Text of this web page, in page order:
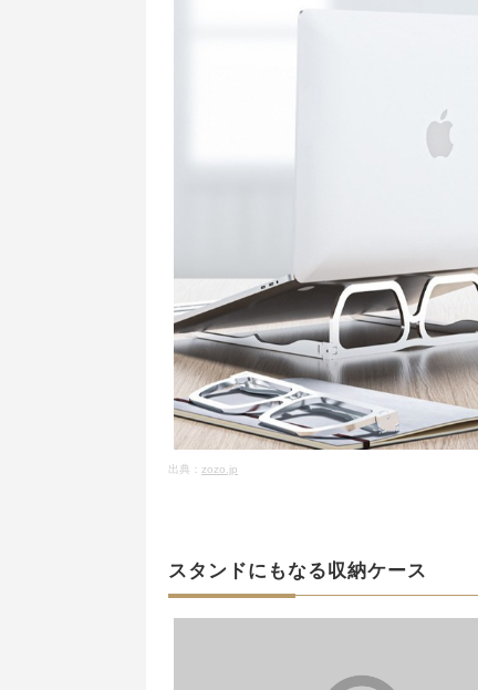
出典： zozo.jp
スタンドにもなる収納ケース